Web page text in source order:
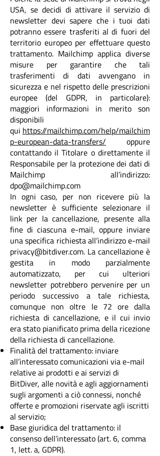
USA, se decidi di attivare il servizio di
newsletter devi sapere che i tuoi dati
potranno essere trasferiti al di fuori del
territorio europeo per effettuare questo
trattamento. Mailchimp applica diverse
misure per garantire che tali
trasferimenti di dati avvengano in
sicurezza e nel rispetto delle prescrizioni
europee (del GDPR, in particolare):
maggiori informazioni in merito son
disponibili
qui https://mailchimp.com/help/mailchim
p-european-data-transfers/ oppure
contattando il Titolare o direttamente il
Responsabile per la protezione dei dati di
Mailchimp all’indirizzo:
dpo@mailchimp.com
In ogni caso, per non ricevere più la
newsletter è sufficiente selezionare il
link per la cancellazione, presente alla
fine di ciascuna e-mail, oppure inviare
una specifica richiesta all’indirizzo e-mail
privacy@bitdiver.com. La cancellazione è
gestita in modo parzialmente
automatizzato, per cui ulteriori
newsletter potrebbero pervenire per un
periodo successivo a tale richiesta,
comunque non oltre le 72 ore dalla
richiesta di cancellazione, e il cui invio
era stato pianificato prima della ricezione
della richiesta di cancellazione.
Finalità del trattamento: inviare
all’interessato comunicazioni via e-mail
relative ai prodotti e ai servizi di
BitDiver, alle novità e agli aggiornamenti
sugli argomenti a ciò connessi, nonché
offerte e promozioni riservate agli iscritti
al servizio;
Base giuridica del trattamento: il
consenso dell’interessato (art. 6, comma
1, lett. a, GDPR).